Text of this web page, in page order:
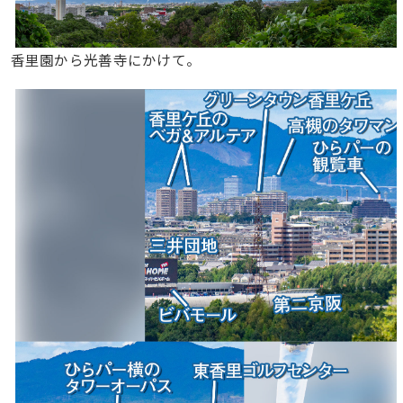
香里園から光善寺にかけて。